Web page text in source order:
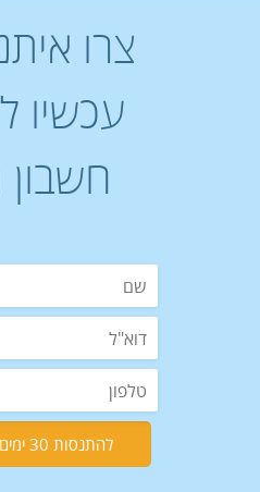
צרו
עכשיו